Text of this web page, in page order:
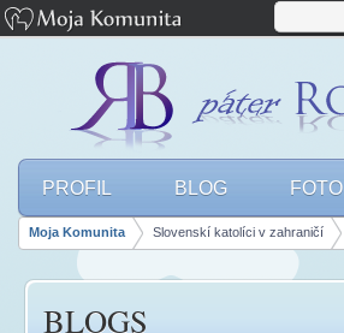
PROFIL BLOG FOTO
Breadcrumbs
Moja Komunita Slovenskí katolíci v zahraničí
BLOGS